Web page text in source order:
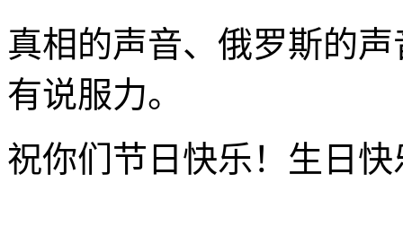
真相的声音、俄罗斯的
有说服力。
祝你们节日快乐！生日快